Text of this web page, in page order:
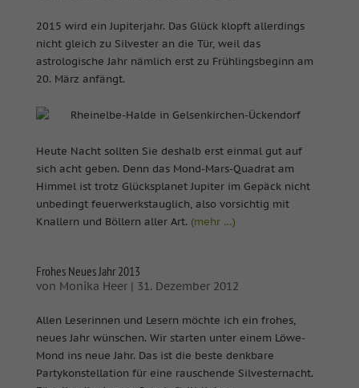
2015 wird ein Jupiterjahr. Das Glück klopft allerdings
nicht gleich zu Silvester an die Tür, weil das
astrologische Jahr nämlich erst zu Frühlingsbeginn am
20. März anfängt.
Heute Nacht sollten Sie deshalb erst einmal gut auf
sich acht geben. Denn das Mond-Mars-Quadrat am
Himmel ist trotz Glücksplanet Jupiter im Gepäck nicht
unbedingt feuerwerkstauglich, also vorsichtig mit
Knallern und Böllern aller Art. (mehr …)
Frohes Neues Jahr 2013
von Monika Heer| 31. Dezember 2012
Allen Leserinnen und Lesern möchte ich ein frohes,
neues Jahr wünschen. Wir starten unter einem Löwe-
Mond ins neue Jahr. Das ist die beste denkbare
Partykonstellation für eine rauschende Silvesternacht.